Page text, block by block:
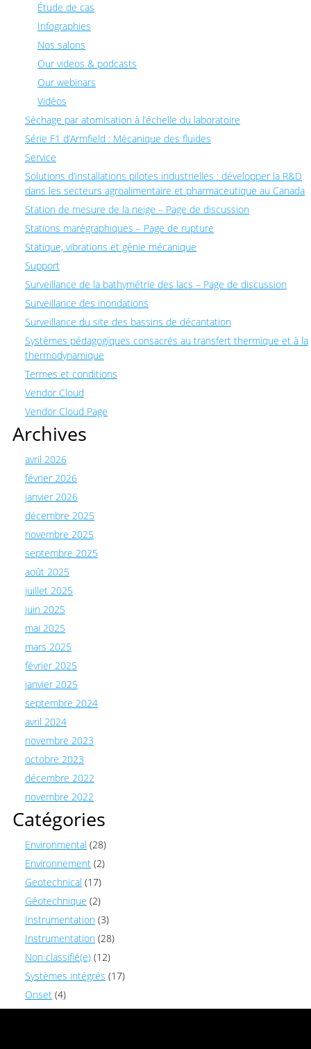
Étude de cas
Infographies
Nos salons
Our videos & podcasts
Our webinars
Vidéos
Séchage par atomisation à l’échelle du laboratoire
Série F1 d’Armfield : Mécanique des fluides
Service
Solutions d’installations pilotes industrielles : développer la R&D
dans les secteurs agroalimentaire et pharmaceutique au Canada
Station de mesure de la neige – Page de discussion
Stations marégraphiques – Page de rupture
Statique, vibrations et génie mécanique
Support
Surveillance de la bathymétrie des lacs – Page de discussion
Surveillance des inondations
Surveillance du site des bassins de décantation
Systèmes pédagogiques consacrés au transfert thermique et à la
thermodynamique
Termes et conditions
Vendor Cloud
Vendor Cloud Page
Archives
avril 2026
février 2026
janvier 2026
décembre 2025
novembre 2025
septembre 2025
août 2025
juillet 2025
juin 2025
mai 2025
mars 2025
février 2025
janvier 2025
septembre 2024
avril 2024
novembre 2023
octobre 2023
décembre 2022
novembre 2022
Catégories
Environmental (28)
Environnement (2)
Geotechnical (17)
Géotechnique (2)
Instrumentation (3)
Instrumentation (28)
Non classifié(e) (12)
Systèmes intégrés (17)
Onset (4)